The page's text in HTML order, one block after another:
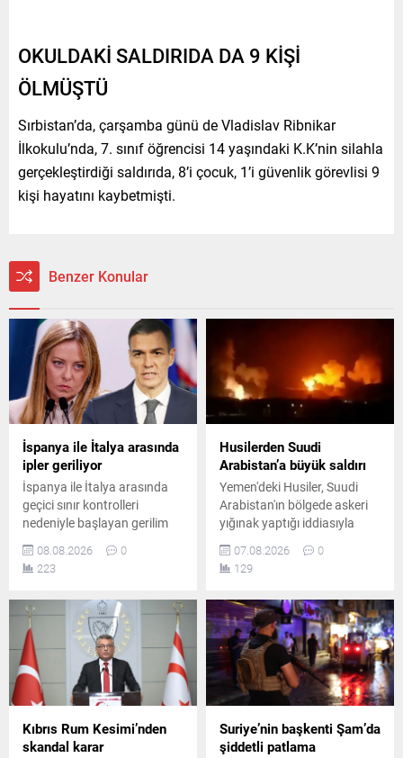
OKULDAKİ SALDIRIDA DA 9 KİŞİ
ÖLMÜŞTÜ
Sırbistan’da, çarşamba günü de Vladislav Ribnikar
İlkokulu’nda, 7. sınıf öğrencisi 14 yaşındaki K.K’nin silahla
gerçekleştirdiği saldırıda, 8’i çocuk, 1’i güvenlik görevlisi 9
kişi hayatını kaybetmişti.
Benzer Konular
İspanya ile İtalya arasında
ipler geriliyor
İspanya ile İtalya arasında
geçici sınır kontrolleri
nedeniyle başlayan gerilim
büyüdü. İspanya, İtalya’nın
kontrolleri kaldırmaması
üzerine karşılık verme kararı
kadar sürecek.
08.08.2026
0
223
Husilerden Suudi
Arabistan’a büyük saldırı
Yemen'deki Husiler, Suudi
Arabistan'ın bölgede askeri
yığınak yaptığı iddiasıyla
hükümete bağlı kamplara
balistik füze ve İHA'larla
saldırı düzenlediğini
bölgede yüzden fazla ölü
olduğu iddia edildi.
07.08.2026
0
129
Kıbrıs Rum Kesimi’nden
skandal karar
Suriye’nin başkenti Şam’da
şiddetli patlama